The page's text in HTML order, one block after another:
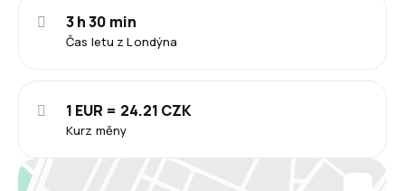
Čas letu z Londýna
3 h 30 min
Kurz měny
1 EUR = 24.21 CZK